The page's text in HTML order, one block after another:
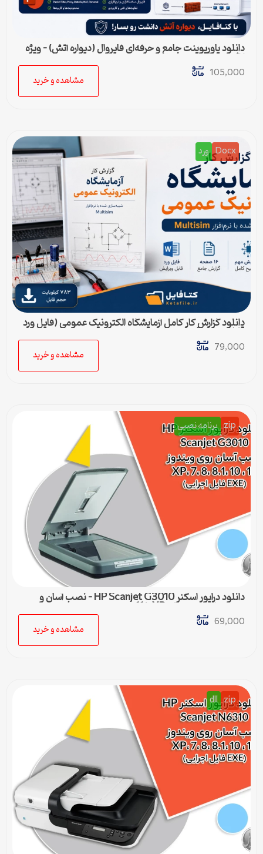
دانلود پاورپوینت جامع و حرفه‌ای فایروال (دیواره آتش) – ویژه
ارائه و پروژه
105,000
مشاهده و خرید
Docx ورد
دانلود گزارش کار کامل آزمایشگاه الکترونیک عمومی (فایل ورد
قابل ویرایش)
79,000
مشاهده و خرید
zip برنامه نصبی
دانلود درایور اسکنر HP Scanjet G3010 – نصب آسان و
سریع برای ویندوزهای XP تا 11
69,000
مشاهده و خرید
zip
dll